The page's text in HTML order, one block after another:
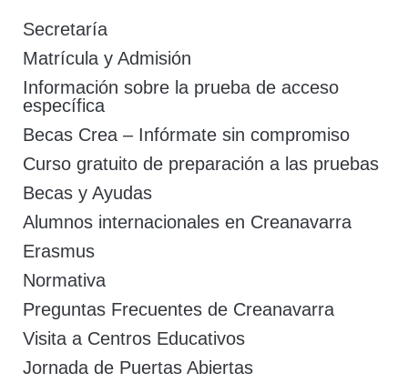
Secretaría
Matrícula y Admisión
Información sobre la prueba de acceso
específica
Becas Crea – Infórmate sin compromiso
Curso gratuito de preparación a las pruebas
Becas y Ayudas
Alumnos internacionales en Creanavarra
Erasmus
Normativa
Preguntas Frecuentes de Creanavarra
Visita a Centros Educativos
Jornada de Puertas Abiertas